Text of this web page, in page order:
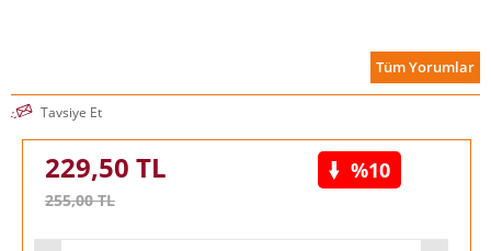
Tüm Yorumlar
Tavsiye Et
229,50 TL
255,00TL
%10